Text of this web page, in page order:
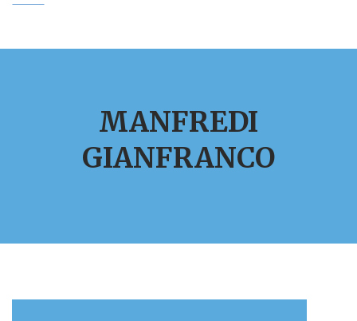
MANFREDI
GIANFRANCO